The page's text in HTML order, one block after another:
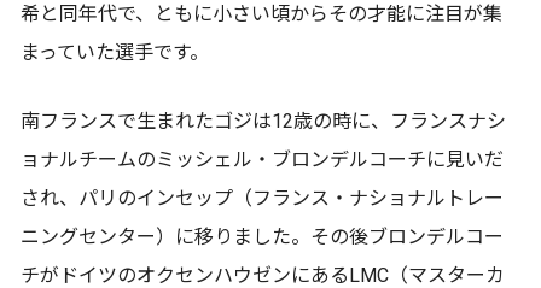
希と同年代で、ともに小さい頃からその才能に注目が集
まっていた選手です。
南フランスで生まれたゴジは12歳の時に、フランスナシ
ョナルチームのミッシェル・ブロンデルコーチに見いだ
され、パリのインセップ（フランス・ナショナルトレー
ニングセンター）に移りました。その後ブロンデルコー
チがドイツのオクセンハウゼンにあるLMC（マスターカ